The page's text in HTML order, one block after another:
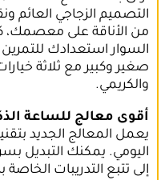
التصميم الزجاجي العائم
من الأناقة على معصمك،
السوار استعدادك
صغير وكبير مع ثلاثة
والكريمي.
أقوى معالج للساعة
اليومي. يمكنك التبديل
إلى تتبع التدريبات